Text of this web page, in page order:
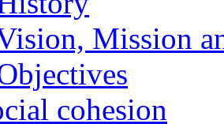
Mission
cohesion